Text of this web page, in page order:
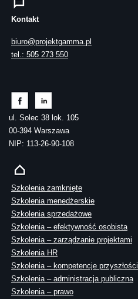
Kontakt
biuro@projektgamma.pl
tel.: 505 273 550
ul. Solec 38 lok. 105
00-394 Warszawa
NIP: 113-26-90-108
Szkolenia zamknięte
Szkolenia menedżerskie
Szkolenia sprzedażowe
Szkolenia – efektywność osobista
Szkolenia – zarządzanie projektami
Szkolenia HR
Szkolenia – kompetencje przyszłości
Szkolenia – administracja publiczna
Szkolenia – prawo